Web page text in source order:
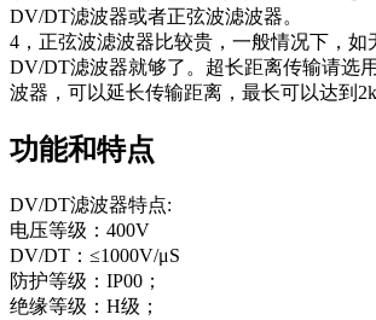
DV/DT滤波器或者正弦波滤波器。
4，正弦波滤波器比较贵，一般情况下，如
DV/DT滤波器就够了。超长距离传输请选
波器，可以延长传输距离，最长可以达到
功能和特点
DV/DT滤波器特点:
电压等级：400V
DV/DT：≤1000V/μS
防护等级：IP00；
绝缘等级：H级；